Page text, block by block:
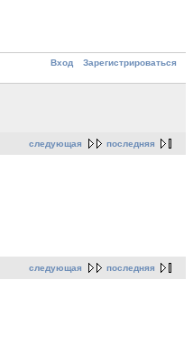
Вход Зарегистрироваться
следующая последняя
следующая последняя